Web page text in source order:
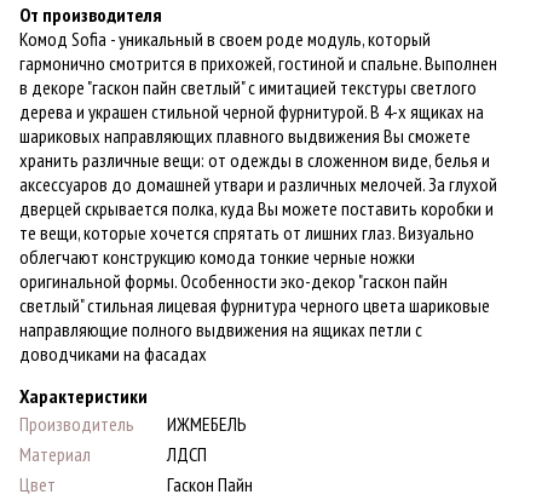
От производителя
Комод Sofia - уникальный в своем роде модуль, который
гармонично смотрится в прихожей, гостиной и спальне. Выполнен
в декоре "гаскон пайн светлый" с имитацией текстуры светлого
дерева и украшен стильной черной фурнитурой. В 4-х ящиках на
шариковых направляющих плавного выдвижения Вы сможете
хранить различные вещи: от одежды в сложенном виде, белья и
аксессуаров до домашней утвари и различных мелочей. За глухой
дверцей скрывается полка, куда Вы можете поставить коробки и
те вещи, которые хочется спрятать от лишних глаз. Визуально
облегчают конструкцию комода тонкие черные ножки
оригинальной формы. Особенности эко-декор "гаскон пайн
светлый" стильная лицевая фурнитура черного цвета шариковые
направляющие полного выдвижения на ящиках петли с
доводчиками на фасадах
Характеристики
Производитель
ИЖМЕБЕЛЬ
Материал
ЛДСП
Цвет
Гаскон Пайн